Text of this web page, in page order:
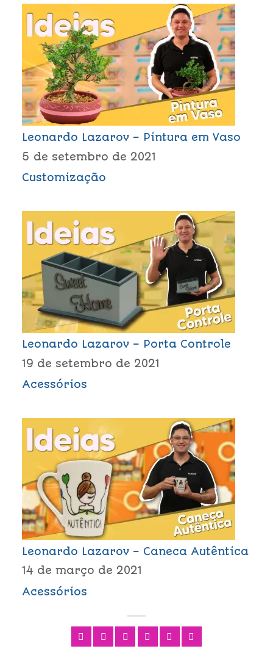
Leonardo Lazarov – Pintura em Vaso
5 de setembro de 2021
Customização
Leonardo Lazarov – Porta Controle
19 de setembro de 2021
Acessórios
Leonardo Lazarov – Caneca Autêntica
14 de março de 2021
Acessórios